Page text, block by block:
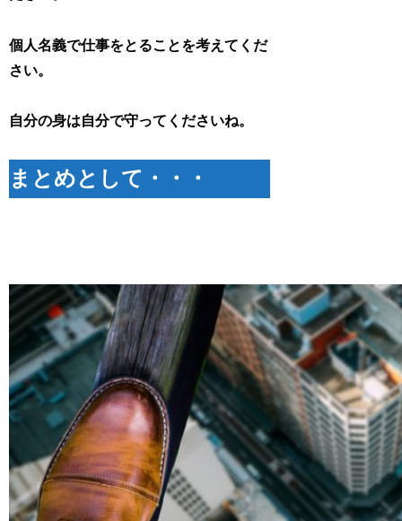
個人名義で仕事をとることを考えてくだ
さい。
自分の身は自分で守ってくださいね。
まとめとして・・・